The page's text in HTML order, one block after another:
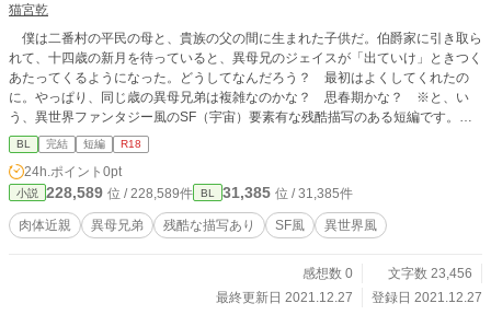
猫宮乾
僕は二番村の平民の母と、貴族の父の間に生まれた子供だ。伯爵家に引き取ら
れて、十四歳の新月を待っていると、異母兄のジェイスが「出ていけ」ときつく
あたってくるようになった。どうしてなんだろう？ 最初はよくしてくれたの
に。やっぱり、同じ歳の異母兄弟は複雑なのかな？ 思春期かな？ ※と、い
う、異世界ファンタジー風のSF（宇宙）要素有な残酷描写のある短編です。企
画していた（〆2021/11末）光or闇BL企画参加作品です。シリアス不憫な皮をか
ぶりつつのハピエンです。
BL 完結 短編 R18
24h.ポイント 0pt
小説 228,589 位 / 228,589件 BL 31,385 位 / 31,385件
肉体近親 異母兄弟 残酷な描写あり SF風 異世界風
感想数 0
文字数 23,456
最終更新日 2021.12.27
登録日 2021.12.27